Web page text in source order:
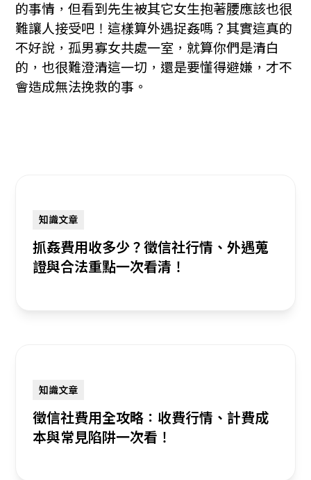
的事情，但看到先生被其它女生抱著腰應該也很
難讓人接受吧！這樣算外遇捉姦嗎？其實這真的
不好說，孤男寡女共處一室，就算你們是清白
的，也很難澄清這一切，還是要懂得避嫌，才不
會造成無法挽救的事。
知識文章
抓姦費用收多少？徵信社行情、外遇蒐
證與合法重點一次看清！
知識文章
徵信社費用全攻略：收費行情、計費成
本與常見陷阱一次看！